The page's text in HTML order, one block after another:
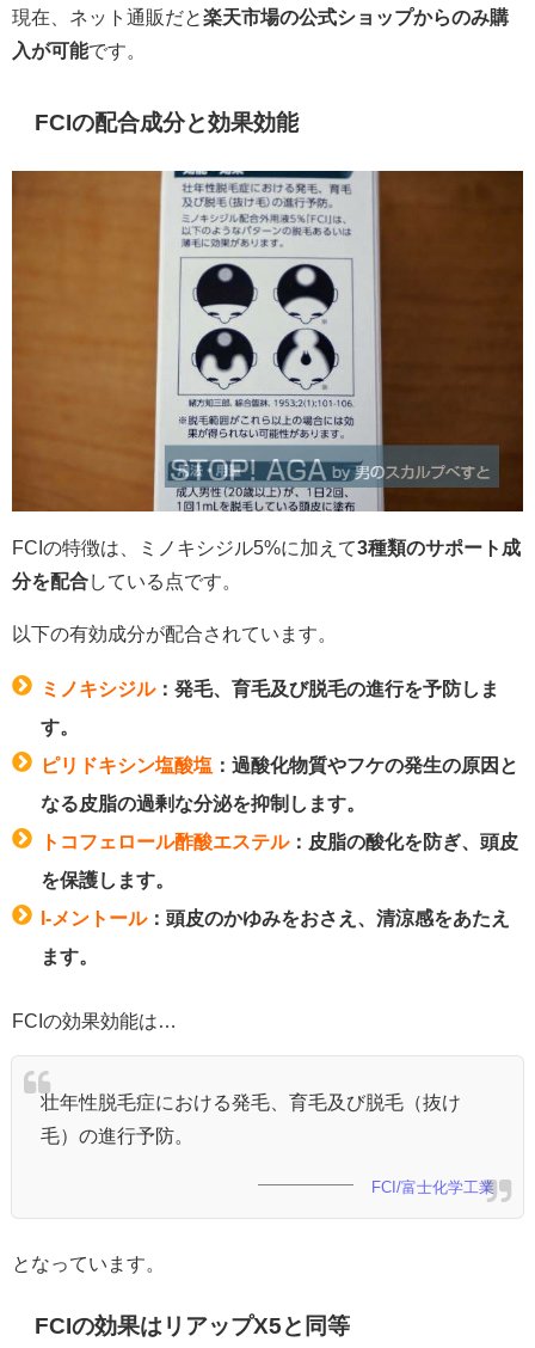
現在、ネット通販だと楽天市場の公式ショップからのみ購
入が可能です。
FCIの配合成分と効果効能
FCIの特徴は、ミノキシジル5%に加えて3種類のサポート成
分を配合している点です。
以下の有効成分が配合されています。
ミノキシジル：発毛、育毛及び脱毛の進行を予防しま
す。
ピリドキシン塩酸塩 ：過酸化物質やフケの発生の原因と
なる皮脂の過剰な分泌を抑制します。
トコフェロール酢酸エステル：皮脂の酸化を防ぎ、頭皮
を保護します。
l-メントール：頭皮のかゆみをおさえ、清涼感をあたえ
ます。
FCIの効果効能は…
壮年性脱毛症における発毛、育毛及び脱毛（抜け
毛）の進行予防。
FCI/富士化学工業
となっています。
FCIの効果はリアップX5と同等